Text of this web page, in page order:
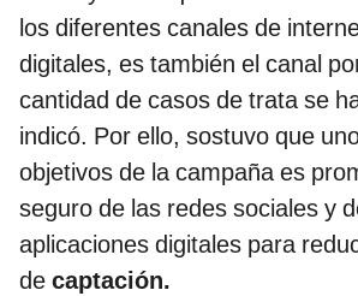
los diferentes canales de
digitales, es también el canal
cantidad de casos de trata se
indicó. Por ello, sostuvo que
objetivos de la campaña es
seguro de las redes sociales y
aplicaciones digitales para
de captación.